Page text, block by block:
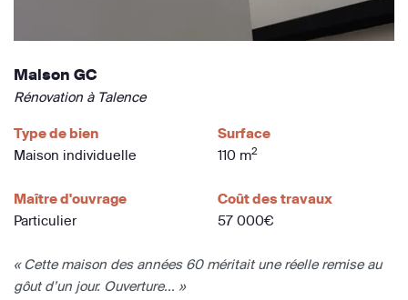
Maison GC
Rénovation à Talence
Type de bien
Maison individuelle
Surface
110 m2
Maître d'ouvrage
Particulier
Coût des travaux
57 000€
« Cette maison des années 60 méritait une réelle remise au
gôut d’un jour. Ouverture... »